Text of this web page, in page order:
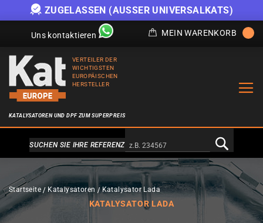
ZUGELASSEN (AUSSER UNIVERSALKATS)
Uns kontaktieren MEIN WARENKORB
VERTEILER DER
WICHTIGSTEN
EUROPÄISCHEN
HERSTELLER
KATALYSATOREN UND DPF ZUM SUPERPREIS
Alternativa a Doofinder
SUCHEN SIE IHRE REFERENZ
Startseite Katalysatoren Katalysator Lada
KATALYSATOR LADA